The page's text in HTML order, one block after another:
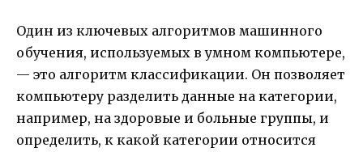
Один из ключевых алгоритмов машинного
обучения, используемых в умном компьютере,
— это алгоритм классификации. Он позволяет
компьютеру разделить данные на категории,
например, на здоровые и больные группы, и
определить, к какой категории относится